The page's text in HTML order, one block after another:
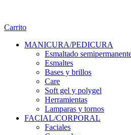
Carrito
MANICURA/PEDICURA
Esmaltado
Esmaltes
Bases y brillos
Care
Soft gel y polygel
Herramientas
Lamparas y tornos
FACIAL/CORPORAL
Faciales